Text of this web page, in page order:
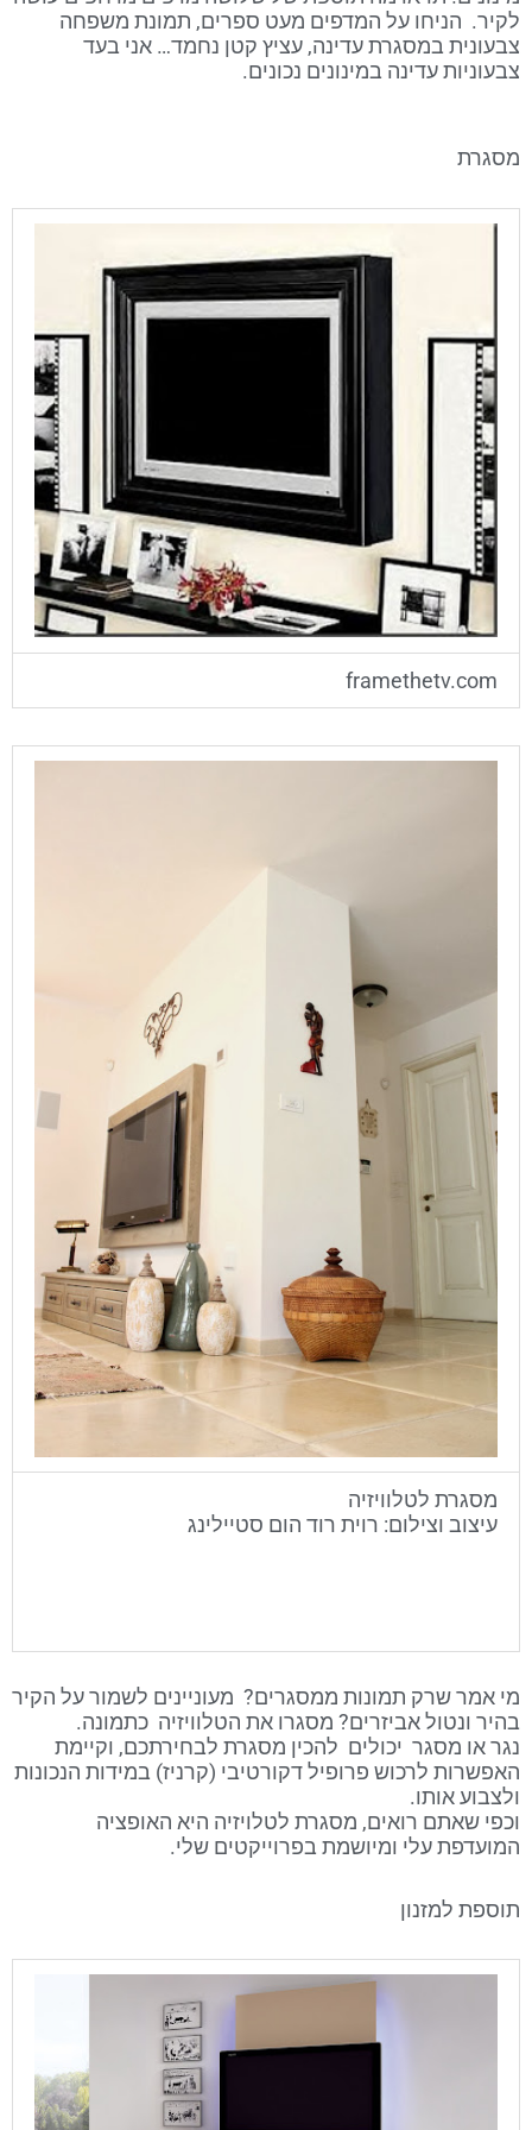
לקיר. הניחו על המדפים מעט ספרים, תמונת משפחה
צבעונית במסגרת עדינה, עציץ קטן נחמד… אני בעד
צבעוניות עדינה במינונים נכונים.
מסגרת
framethetv.com
מסגרת לטלוויזיה
עיצוב וצילום: רוית רוד הום סטיילינג
מי אמר שרק תמונות ממסגרים? מעוניינים לשמור על הקיר
בהיר ונטול אביזרים? מסגרו את הטלוויזיה כתמונה.
נגר או מסגר יכולים להכין מסגרת לבחירתכם, וקיימת
האפשרות לרכוש פרופיל דקורטיבי (קרניז) במידות הנכונות
ולצבוע אותו.
וכפי שאתם רואים, מסגרת לטלויזיה היא האופציה
המועדפת עלי ומיושמת בפרוייקטים שלי.
תוספת למזנון